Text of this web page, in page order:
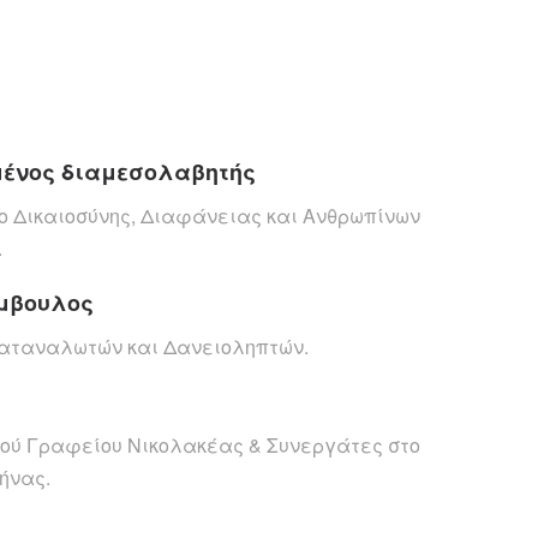
διαμεσολαβητής
Δικαιοσύνης, Διαφάνειας και Ανθρωπίνων
και Δανειοληπτών.
Γραφείου Νικολακέας & Συνεργάτες στο